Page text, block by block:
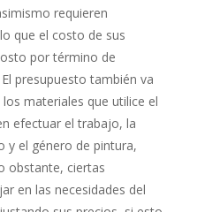
requieren
que el costo de sus
por término de
presupuesto también va
materiales que utilice el
efectuar el trabajo, la
y el género de pintura,
obstante, ciertas
en las necesidades del